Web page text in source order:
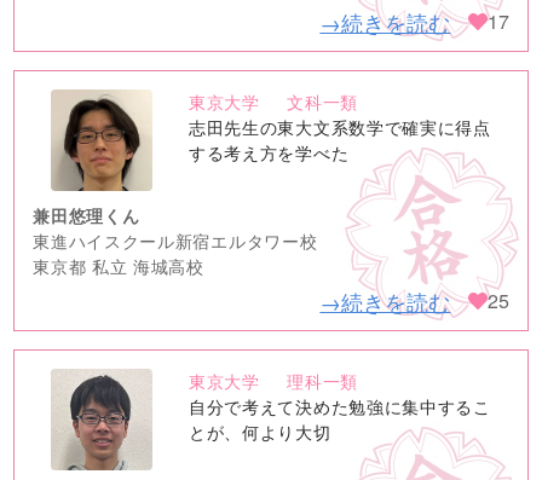
→続きを読む 17
no
image
東京大学
文科一類
志田先生の東大文系数学で確実に得点
する考え方を学べた
兼田悠理くん
東進ハイスクール新宿エルタワー校
東京都 私立 海城高校
→続きを読む 25
no
image
東京大学
理科一類
自分で考えて決めた勉強に集中するこ
とが、何より大切